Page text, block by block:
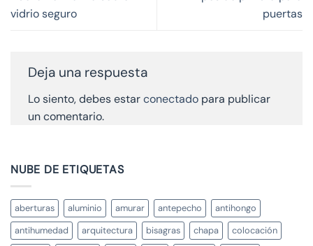
vidrio seguro
puertas
Deja una respuesta
Lo siento, debes estarconectado para publicar
un comentario.
NUBE DE ETIQUETAS
aberturas aluminio amurar antepecho
antihongo
antihumedad
arquitectura bisagras chapa
colocación